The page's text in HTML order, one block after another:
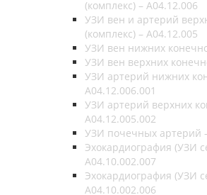
(комплекс) – A04.12.006
УЗИ вен и артерий
(комплекс) – A04.12.005
УЗИ вен нижних
УЗИ вен верхних
УЗИ артерий нижних
A04.12.006.001
УЗИ артерий верхних
A04.12.005.002
УЗИ почечных артерий
Эхокардиография (УЗИ
A04.10.002.007
Эхокардиография (УЗИ
A04.10.002.006